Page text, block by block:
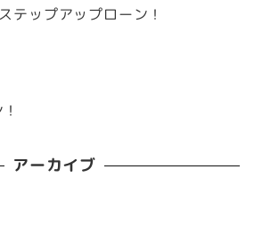
テップアップローン！
アーカイブ